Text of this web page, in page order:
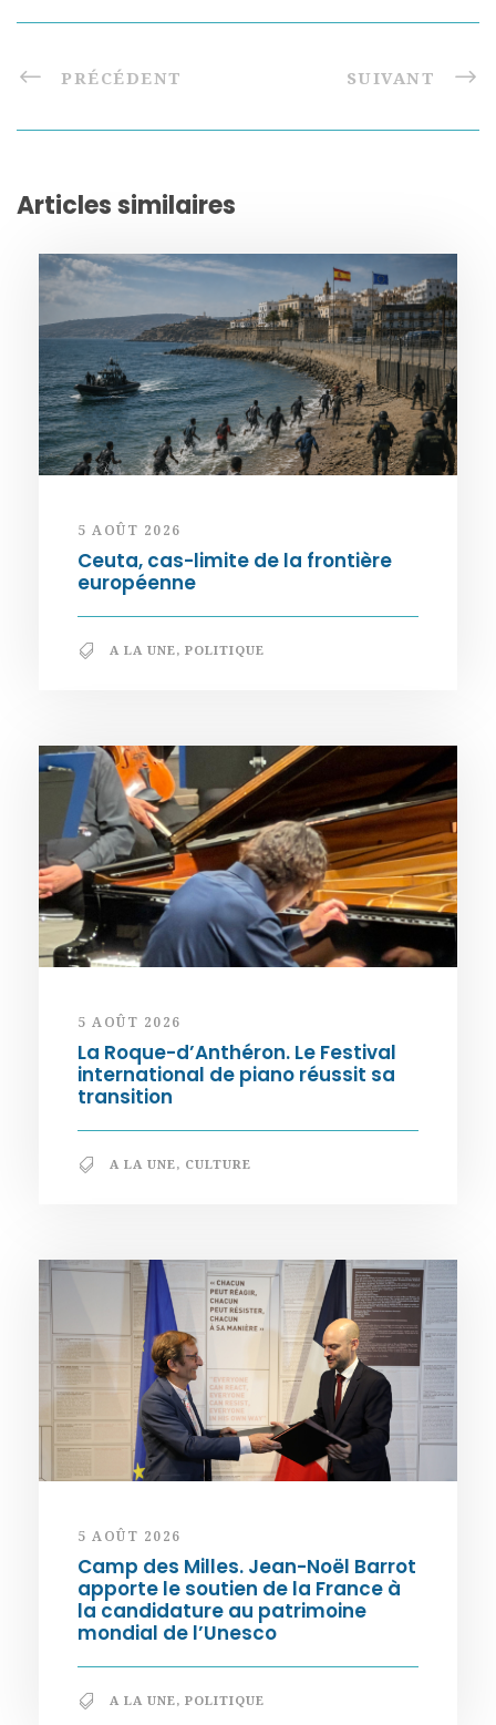
PRÉCÉDENT SUIVANT
Articles similaires
5 AOÛT 2026
Ceuta, cas-limite de la frontière
européenne
A LA UNE, POLITIQUE
5 AOÛT 2026
La Roque-d’Anthéron. Le Festival
international de piano réussit sa
transition
A LA UNE, CULTURE
5 AOÛT 2026
Camp des Milles. Jean-Noël Barrot
apporte le soutien de la France à
la candidature au patrimoine
mondial de l’Unesco
A LA UNE, POLITIQUE